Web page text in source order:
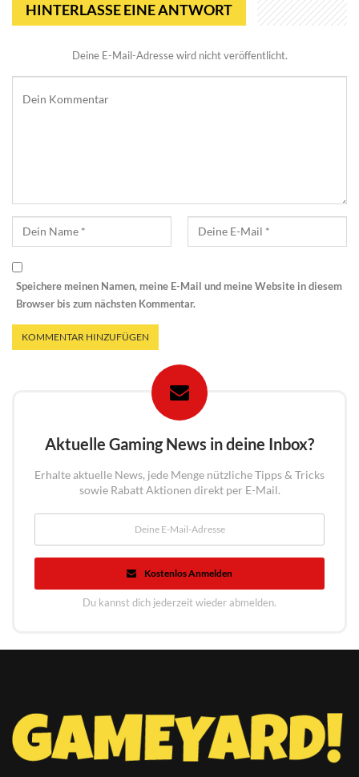
HINTERLASSE EINE ANTWORT
Deine E-Mail-Adresse wird nicht veröffentlicht.
Speichere meinen Namen, meine E-Mail und meine Website in diesem
Browser bis zum nächsten Kommentar.
Aktuelle Gaming News in deine Inbox?
Erhalte aktuelle News, jede Menge nützliche Tipps & Tricks
sowie Rabatt Aktionen direkt per E-Mail.
Kostenlos Anmelden
Du kannst dich jederzeit wieder abmelden.